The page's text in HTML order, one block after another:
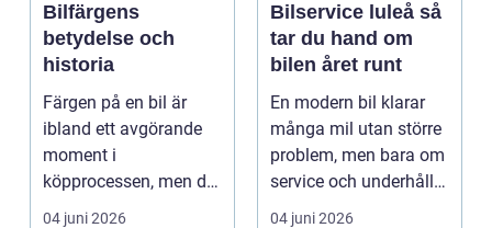
Bilfärgens
betydelse och
historia
Färgen på en bil är
ibland ett avgörande
moment i
köpprocessen, men det
ha...
04 juni 2026
Bilservice luleå så
tar du hand om
bilen året runt
En modern bil klarar
många mil utan större
problem, men bara om
service och underhåll
sköts i tid. I...
04 juni 2026